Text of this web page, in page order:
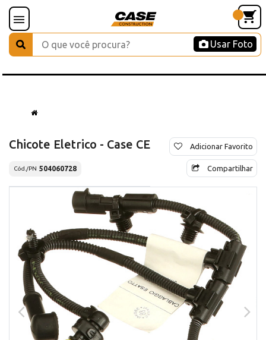
Usar Foto
Chicote Eletrico - Case CE
Cód./PN 504060728
Adicionar Favorito
Compartilhar